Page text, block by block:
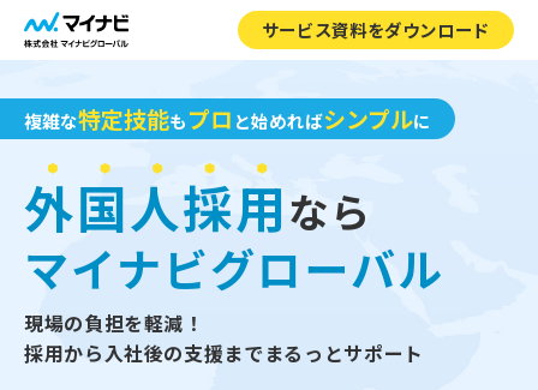
サービス資料をダウンロード
複雑な特定技能もプロ と始めればシンプルに
外国人採用なら
マイナビグローバル​
現場の負担を軽減！
採用から入社後の支援までまるっとサポート